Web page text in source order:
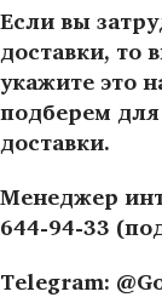
Если вы
доставки, то
укажите это
подберем
доставки.
Менеджер
644-94-33
Telegram: